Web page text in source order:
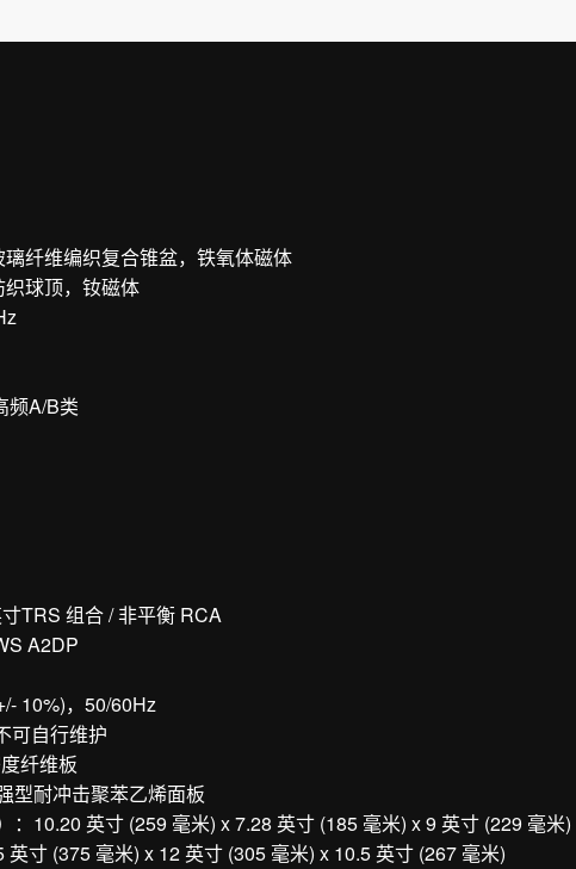
纤维编织复合锥盆，铁氧体磁体
球顶，钕磁体
频A/B类
TRS 组合 / 非平衡 RCA
A2DP
10%)，50/60Hz
可自行维护
纤维板
型耐冲击聚苯乙烯面板
：10.20 英寸 (259 毫米) x 7.28 英寸 (185 毫米) x 9 英寸 (229 毫米)
寸 (375 毫米) x 12 英寸 (305 毫米) x 10.5 英寸 (267 毫米)